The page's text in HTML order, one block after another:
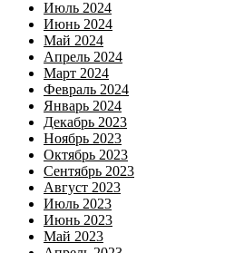
Июль 2024
Июнь 2024
Май 2024
Апрель 2024
Март 2024
Февраль 2024
Январь 2024
Декабрь 2023
Ноябрь 2023
Октябрь 2023
Сентябрь 2023
Август 2023
Июль 2023
Июнь 2023
Май 2023